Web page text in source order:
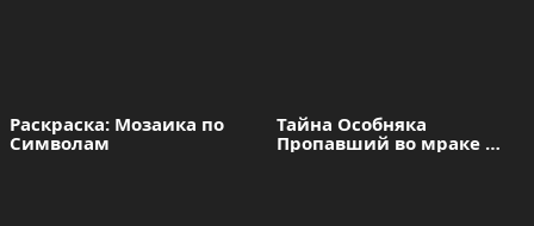
Раскраска: Мозаика по
Символам
Тайна Особняка
Пропавший во мраке